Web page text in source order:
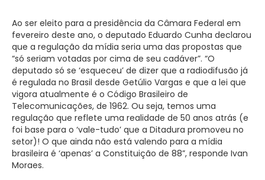
Ao ser eleito para a presidência da Câmara Federal em
fevereiro deste ano, o deputado Eduardo Cunha declarou
que a regulação da mídia seria uma das propostas que
“só seriam votadas por cima de seu cadáver”. “O
deputado só se ‘esqueceu’ de dizer que a radiodifusão já
é regulada no Brasil desde Getúlio Vargas e que a lei que
vigora atualmente é o Código Brasileiro de
Telecomunicações, de 1962. Ou seja, temos uma
regulação que reflete uma realidade de 50 anos atrás (e
foi base para o ‘vale-tudo’ que a Ditadura promoveu no
setor)! O que ainda não está valendo para a mídia
brasileira é ‘apenas’ a Constituição de 88”, responde Ivan
Moraes.